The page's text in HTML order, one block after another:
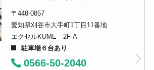
〒448-0857
愛知県刈谷市大手町1丁目11番地
エクセルKUME 2F-A
駐車場６台あり
0566-50-2040